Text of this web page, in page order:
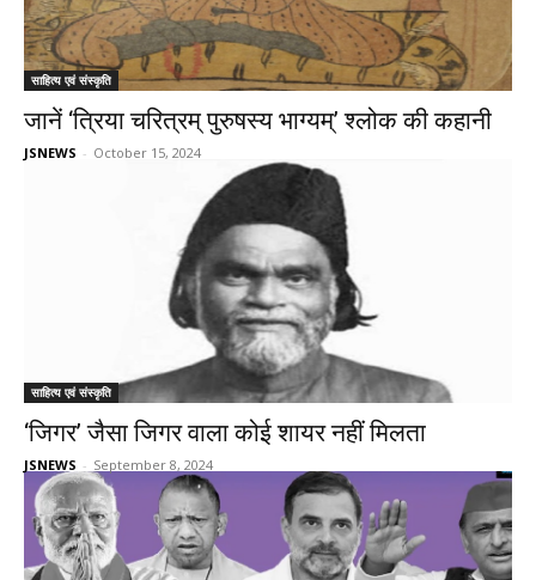
साहित्य एवं संस्कृति
जानें ‘त्रिया चरित्रम् पुरुषस्य भाग्यम्’ श्लोक की कहानी
JSNEWS - October 15, 2024
साहित्य एवं संस्कृति
‘जिगर’ जैसा जिगर वाला कोई शायर नहीं मिलता
JSNEWS - September 8, 2024